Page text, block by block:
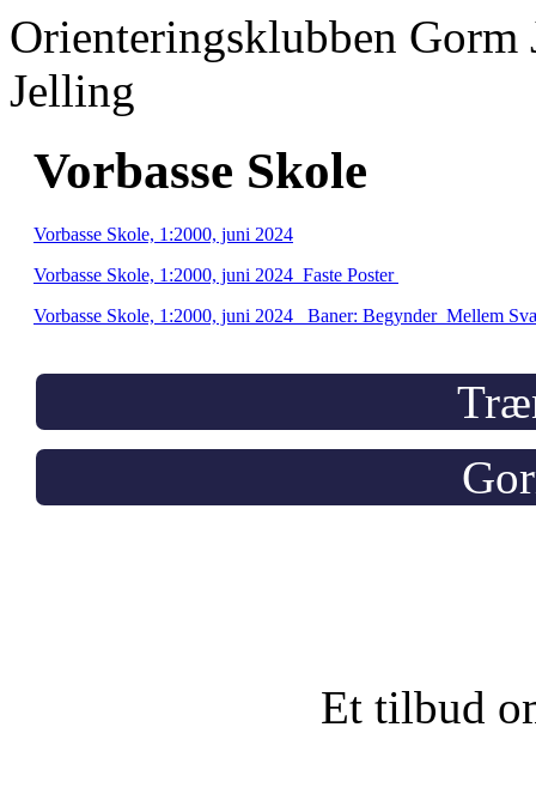
Orienteringsklubben
Jelling
Vorbasse Skole
Vorbasse Skole, 1:2000, juni 2024
Vorbasse Skole, 1:2000, juni 2024_Faste Poster
Vorbasse Skole, 1:2000, juni 2024_ Baner: Begynder_Mellem
Et tilbud